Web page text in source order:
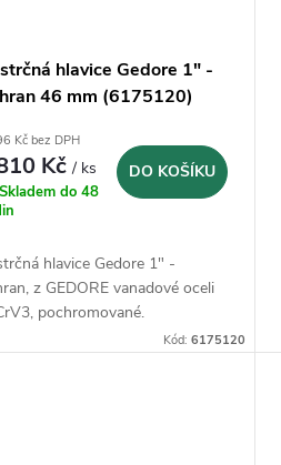
hlavice Gedore 1" -
46 mm (6175120)
Kč bez DPH
Kč/ ks
Skladem do 48
DO KOŠÍKU
hlavice Gedore 1" -
z GEDORE vanadové oceli
pochromované.
Kód: 6175120